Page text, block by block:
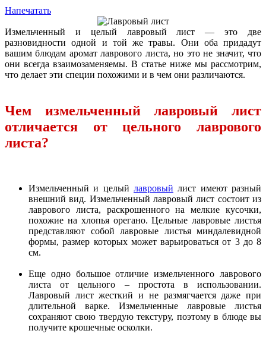
Напечатать
Измельченный и целый лавровый лист — это две
разновидности одной и той же травы. Они оба придадут
вашим блюдам аромат лаврового листа, но это не значит, что
они всегда взаимозаменяемы. В статье ниже мы рассмотрим,
что делает эти специи похожими и в чем они различаются.
Чем измельченный лавровый лист
отличается от цельного лаврового
листа?
Измельченный и целый лавровый лист имеют разный
внешний вид. Измельченный лавровый лист состоит из
лаврового листа, раскрошенного на мелкие кусочки,
похожие на хлопья орегано. Цельные лавровые листья
представляют собой лавровые листья миндалевидной
формы, размер которых может варьироваться от 3 до 8
см.
Еще одно большое отличие измельченного лаврового
листа от цельного – простота в использовании.
Лавровый лист жесткий и не размягчается даже при
длительной варке. Измельченные лавровые листья
сохраняют свою твердую текстуру, поэтому в блюде вы
получите крошечные осколки.